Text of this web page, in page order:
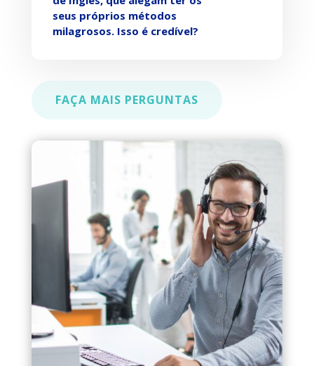
seus próprios métodos
milagrosos. Isso é credível?
FAÇA MAIS PERGUNTAS